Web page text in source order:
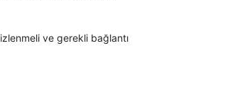
ve gerekli bağlantı